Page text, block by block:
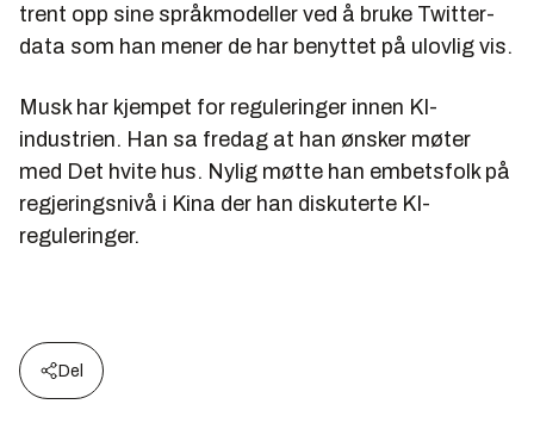
trent opp sine språkmodeller ved å bruke Twitter-
data som han mener de har benyttet på ulovlig vis.
Musk har kjempet for reguleringer innen KI-
industrien. Han sa fredag at han ønsker møter
med Det hvite hus. Nylig møtte han embetsfolk på
regjeringsnivå i Kina der han diskuterte KI-
reguleringer.
Del